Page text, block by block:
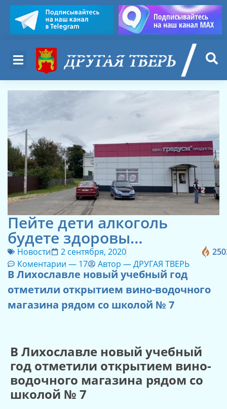
Пейте дети алкоголь
будете здоровы…
Новости
2 сентября, 2020
Коментарии — 17 Автор —ДРУГАЯ ТВЕРЬ
В Лихославле новый учебный год
отметили открытием вино-водочного
магазина рядом со школой № 7
В Лихославле новый учебный
год отметили открытием вино-
водочного магазина рядом со
школой № 7